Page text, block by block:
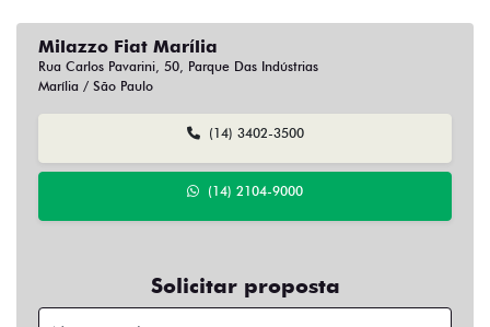
Milazzo Fiat Marília
Rua Carlos Pavarini, 50, Parque Das Indústrias
Marília / São Paulo
(14) 3402-3500
(14) 2104-9000
Solicitar proposta